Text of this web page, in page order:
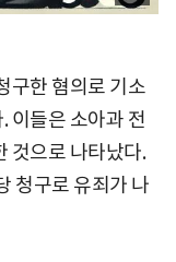
구한 혐의로 기소
이들은 소아과 전
것으로 나타났다.
청구로 유죄가 나